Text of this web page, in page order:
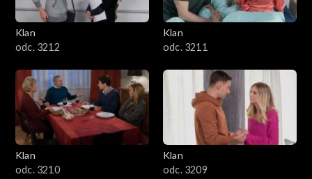
Klan
odc. 3212
Klan
odc. 3211
Klan
odc. 3210
Klan
odc. 3209